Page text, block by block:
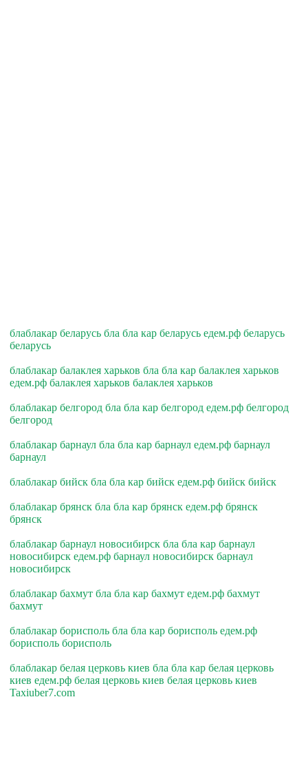
блаблакар беларусь бла бла кар беларусь едем.рф беларусь
беларусь
блаблакар балаклея харьков бла бла кар балаклея харьков
едем.рф балаклея харьков балаклея харьков
блаблакар белгород бла бла кар белгород едем.рф белгород
белгород
блаблакар барнаул бла бла кар барнаул едем.рф барнаул
барнаул
блаблакар бийск бла бла кар бийск едем.рф бийск бийск
блаблакар брянск бла бла кар брянск едем.рф брянск
брянск
блаблакар барнаул новосибирск бла бла кар барнаул
новосибирск едем.рф барнаул новосибирск барнаул
новосибирск
блаблакар бахмут бла бла кар бахмут едем.рф бахмут
бахмут
блаблакар борисполь бла бла кар борисполь едем.рф
борисполь борисполь
блаблакар белая церковь киев бла бла кар белая церковь
киев едем.рф белая церковь киев белая церковь киев
Taxiuber7.com